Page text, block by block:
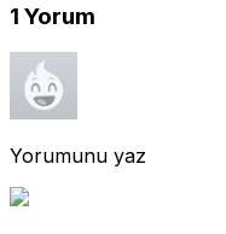
1 Yorum
Yorumunu yaz